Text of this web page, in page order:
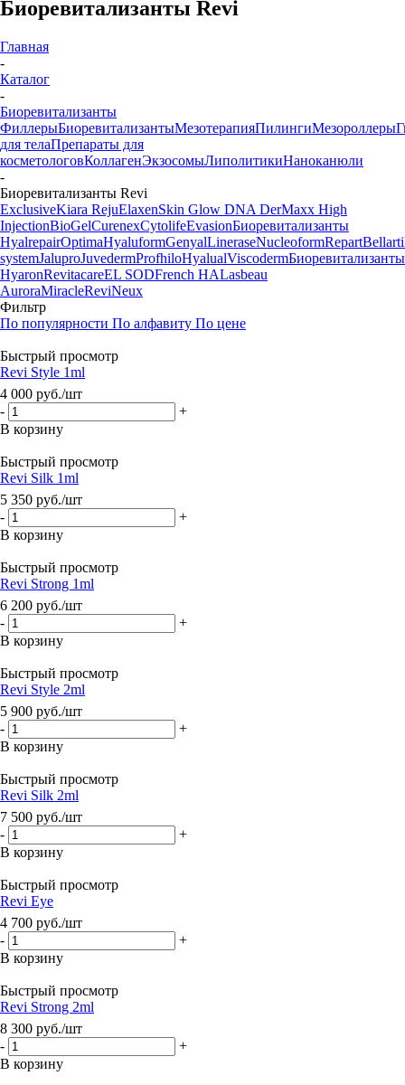
Биоревитализанты Revi
Главная
-
Каталог
-
Биоревитализанты
ФиллерыБиоревитализантыМезотерапияПилингиМезороллеры
для телаПрепараты для
косметологовКоллагенЭкзосомыЛиполитикиНаноканюли
-
Биоревитализанты Revi
ExclusiveKiara RejuElaxenSkin Glow DNA DerMaxx High
InjectionBioGelCurenexCytolifeEvasionБиоревитализанты
HyalrepairOptimaHyaluformGenyalLineraseNucleoformRepartBellarti
systemJaluproJuvedermProfhiloHyalualViscodermБиоревитализанты
HyaronRevitacareEL SODFrench HALasbeau
AuroraMiracleReviNeux
Фильтр
По популярности По алфавиту По цене
Быстрый просмотр
Revi Style 1ml
4 000 руб./шт
-
+
В корзину
Быстрый просмотр
Revi Silk 1ml
5 350 руб./шт
-
+
В корзину
Быстрый просмотр
Revi Strong 1ml
6 200 руб./шт
-
+
В корзину
Быстрый просмотр
Revi Style 2ml
5 900 руб./шт
-
+
В корзину
Быстрый просмотр
Revi Silk 2ml
7 500 руб./шт
-
+
В корзину
Быстрый просмотр
Revi Eye
4 700 руб./шт
-
+
В корзину
Быстрый просмотр
Revi Strong 2ml
8 300 руб./шт
-
+
В корзину